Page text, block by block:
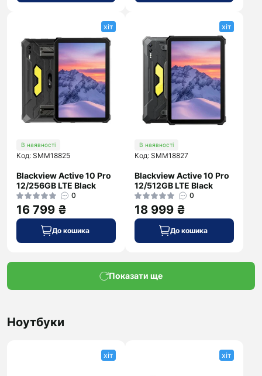
хіт
В наявності
Код: SMM18825
Blackview Active 10 Pro
12/256GB LTE Black
0
16 799 ₴
До кошика
хіт
В наявності
Код: SMM18827
Blackview Active 10 Pro
12/512GB LTE Black
0
18 999 ₴
До кошика
Показати ще
Ноутбуки
хіт хіт